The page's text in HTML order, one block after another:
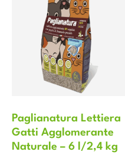
Paglianatura Lettiera
Gatti Agglomerante
Naturale – 6 l/2,4 kg